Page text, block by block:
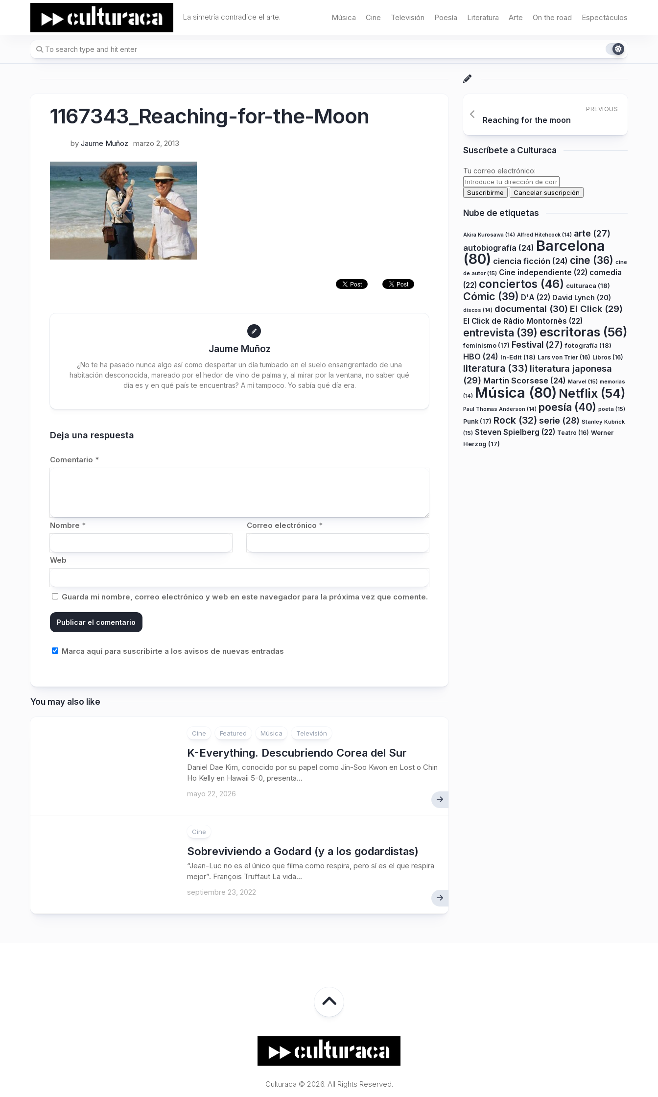
La simetría contradice el arte. Música Cine Televisión Poesía Literatura Arte On the road Espectáculos
1167343_Reaching-for-the-Moon
by Jaume Muñoz marzo 2, 2013
Jaume Muñoz
¿No te ha pasado nunca algo así como despertar un día tumbado en el suelo ensangrentado de una
habitación desconocida, mareado por el hedor de vino de palma y, al mirar por la ventana, no saber qué
día es y en qué país te encuentras? A mí tampoco. Yo sabía qué día era.
Deja una respuesta
Comentario *
Nombre * Correo electrónico *
Web
Guarda mi nombre, correo electrónico y web en este navegador para la próxima vez que comente.
Marca aquí para suscribirte a los avisos de nuevas entradas
You may also like
Cine Featured Música Televisión
K-Everything. Descubriendo Corea del Sur
Daniel Dae Kim, conocido por su papel como Jin-Soo Kwon en Lost o Chin
Ho Kelly en Hawaii 5-0, presenta...
mayo 22, 2026
Cine
Sobreviviendo a Godard (y a los godardistas)
“Jean-Luc no es el único que filma como respira, pero sí es el que respira
mejor”. François Truffaut La vida...
septiembre 23, 2022
PREVIOUS
Reaching for the moon
Suscríbete a Culturaca
Tu correo electrónico:
Nube de etiquetas
Akira Kurosawa (14) Alfred Hitchcock (14) arte (27)
autobiografía (24) Barcelona
(80) ciencia ficción (24) cine (36) cine
de autor(15) Cine independiente (22) comedia
(22) conciertos (46) culturaca (18)
Cómic (39) D'A (22) David Lynch (20)
discos (14) documental (30) El Click (29)
El Click de Ràdio Montornès (22)
entrevista (39) escritoras (56)
feminismo (17) Festival (27) fotografía (18)
HBO (24) In-Edit (18) Lars von Trier (16) Libros (16)
literatura (33) literatura japonesa
(29) Martin Scorsese (24) Marvel (15) memorias
(14) Música (80) Netflix (54)
Paul Thomas Anderson (14) poesía (40) poeta (15)
Punk (17) Rock (32) serie (28) Stanley Kubrick
(15) Steven Spielberg (22) Teatro (16) Werner
Herzog (17)
Culturaca © 2026. All Rights Reserved.